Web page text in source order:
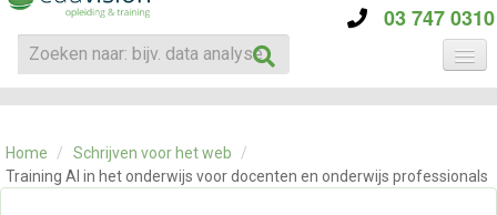
03 747 0310
CATEGORIE
OVER ONS
CONTACT
Home / Schrijven voor het web
/
Training AI in het onderwijs voor docenten en onderwijs professionals